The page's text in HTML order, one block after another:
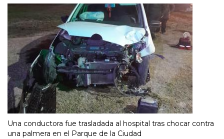
Una conductora fue trasladada al hospital tras chocar contra
una palmera en el Parque de la Ciudad